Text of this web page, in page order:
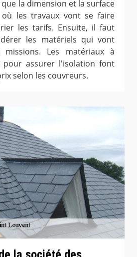
la dimension et la surface
les travaux vont se faire
les tarifs. Ensuite, il faut
les matériels qui vont
Les matériaux à
pour assurer l'isolation font
selon les couvreurs.